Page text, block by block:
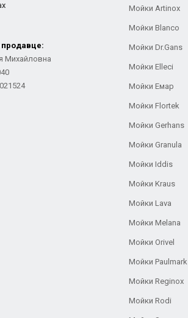
Михайловна
Мойки Artinox
Мойки Blanco
Мойки Dr.Gans
Мойки Elleci
Мойки Емар
Мойки Flortek
Мойки Gerhans
Мойки Granula
Мойки Iddis
Мойки Kraus
Мойки Lava
Мойки Melana
Мойки Orivel
Мойки Paulmark
Мойки Reginox
Мойки Rodi